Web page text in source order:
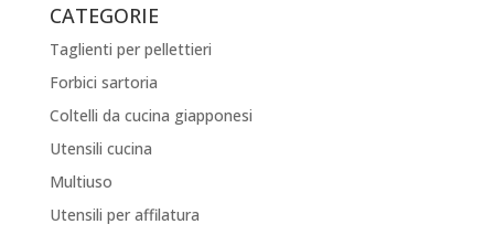
CATEGORIE
Taglienti per pellettieri
Forbici sartoria
Coltelli da cucina giapponesi
Utensili cucina
Multiuso
Utensili per affilatura